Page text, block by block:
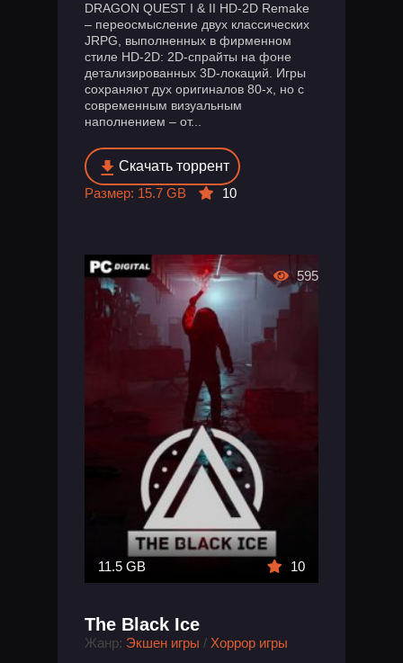
DRAGON QUEST I & II HD-2D Remake
– переосмысление двух классических
JRPG, выполненных в фирменном
стиле HD-2D: 2D-спрайты на фоне
детализированных 3D-локаций. Игры
сохраняют дух оригиналов 80-х, но с
современным визуальным
наполнением – от...
Скачать торрент
Размер: 15.7 GB
10
11.5 GB 10
The Black Ice
Жанр: Экшен игры / Хоррор игры
595